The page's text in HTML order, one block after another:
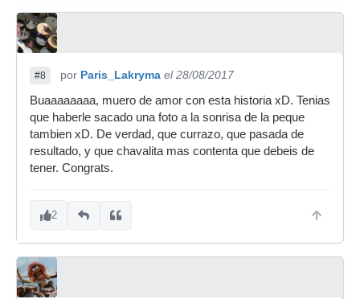
#8 por Paris_Lakryma el 28/08/2017
Buaaaaaaaa, muero de amor con esta historia xD. Tenias
que haberle sacado una foto a la sonrisa de la peque
tambien xD. De verdad, que currazo, que pasada de
resultado, y que chavalita mas contenta que debeis de
tener. Congrats.
2